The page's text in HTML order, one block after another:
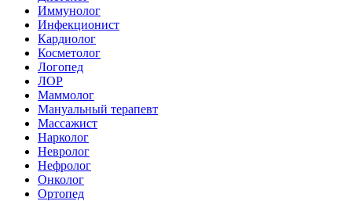
Иммунолог
Инфекционист
Кардиолог
Косметолог
Логопед
ЛОР
Маммолог
Мануальный терапевт
Массажист
Нарколог
Невролог
Нефролог
Онколог
Ортопед